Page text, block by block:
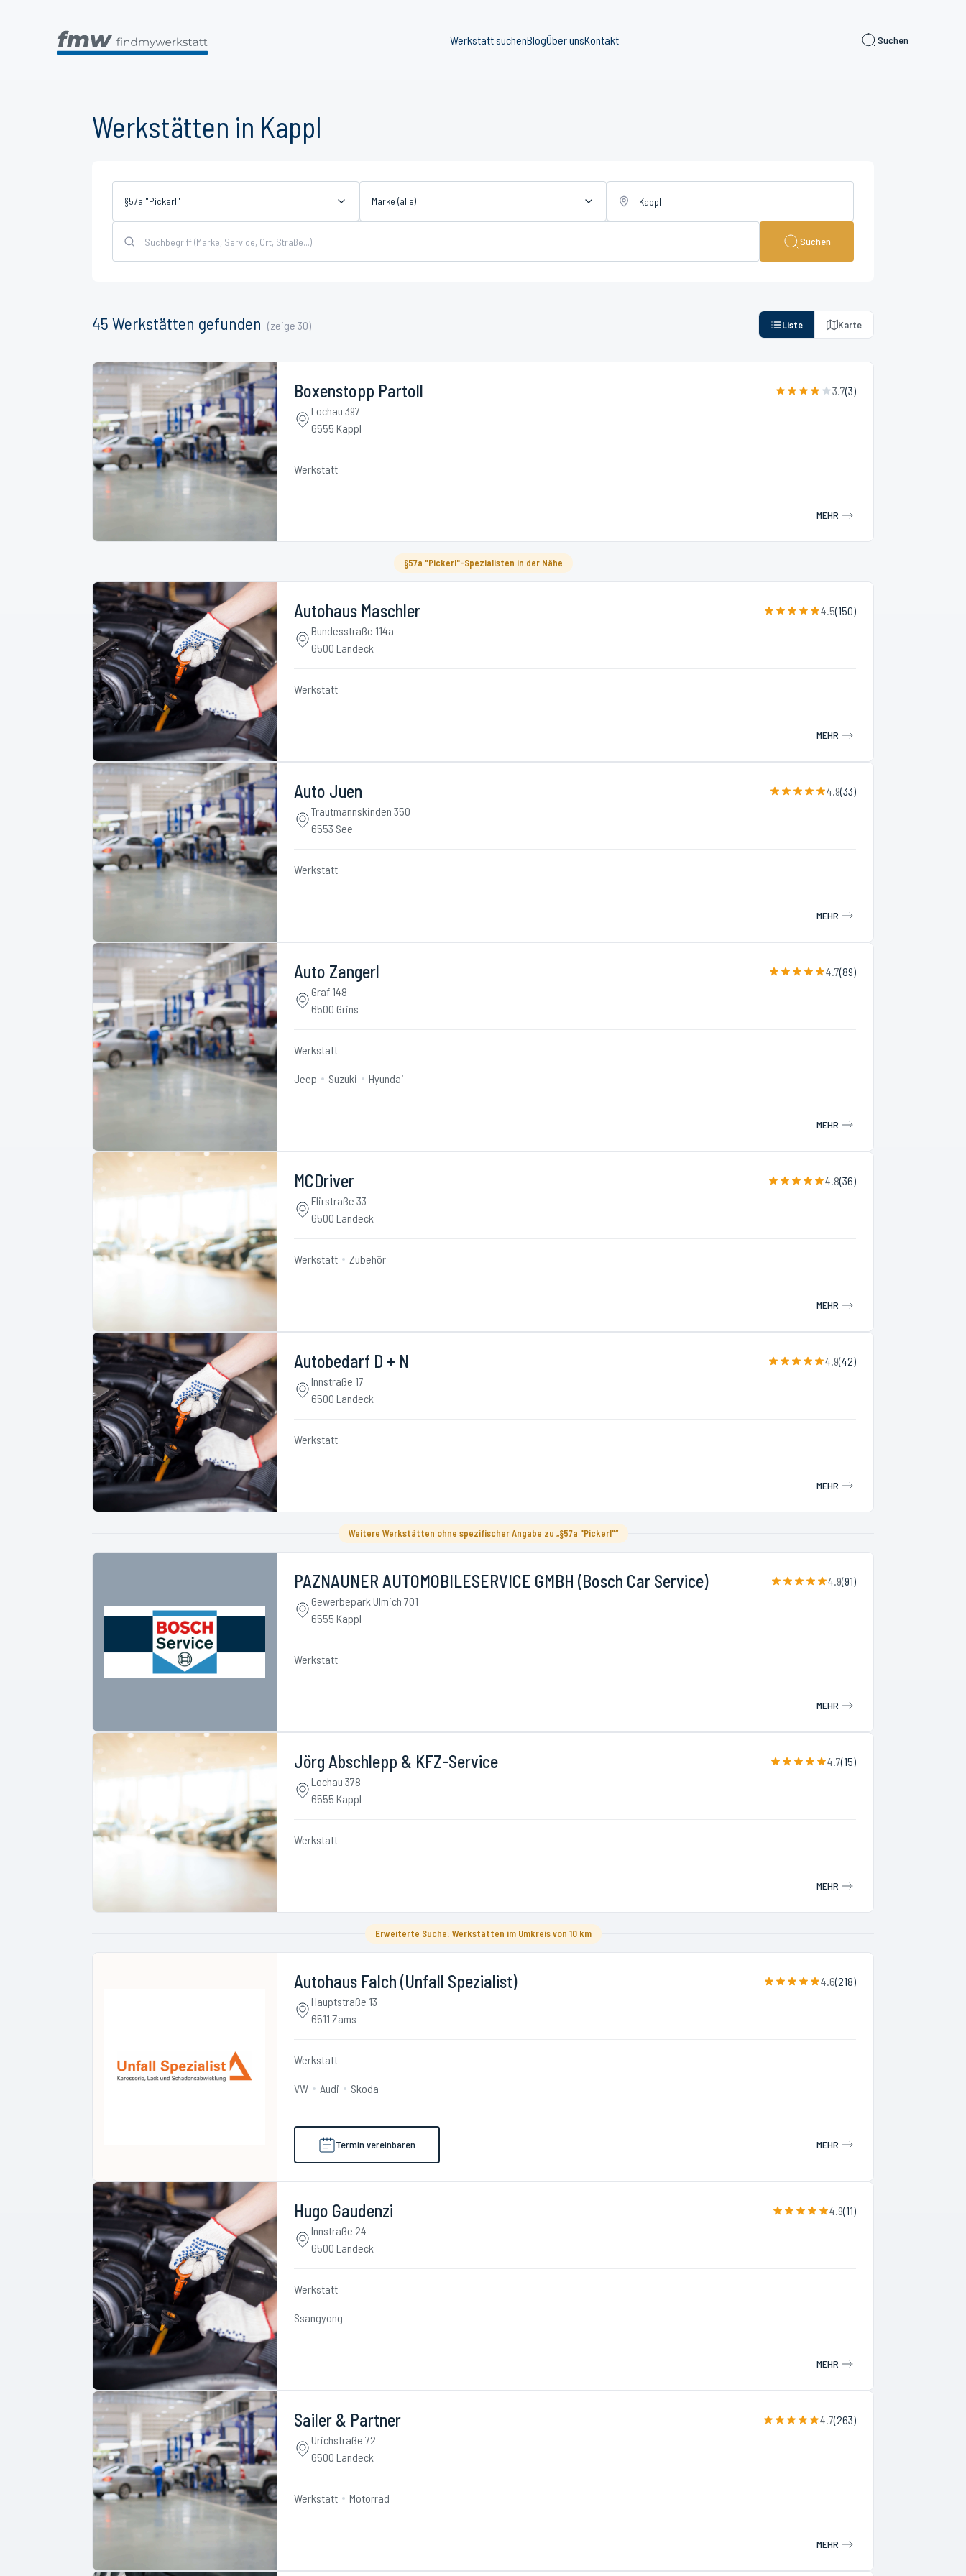
Werkstatt suchenBlogÜber unsKontakt Suchen
Werkstätten in Kappl
§57a "Pickerl" Marke (alle)
Suchen
45 Werkstätten gefunden (zeige 30) Liste Karte
Boxenstopp Partoll 3.7(3)
Lochau 397
6555 Kappl
Werkstatt
MEHR
§57a "Pickerl"-Spezialisten in der Nähe
Autohaus Maschler 4.5(150)
Bundesstraße 114a
6500 Landeck
Werkstatt
MEHR
Auto Juen 4.9(33)
Trautmannskinden 350
6553 See
Werkstatt
MEHR
Auto Zangerl 4.7(89)
Graf 148
6500 Grins
Werkstatt
Jeep Suzuki Hyundai
MEHR
MCDriver 4.8(36)
Flirstraße 33
6500 Landeck
Werkstatt Zubehör
MEHR
Autobedarf D + N 4.9(42)
Innstraße 17
6500 Landeck
Werkstatt
MEHR
Weitere Werkstätten ohne spezifischer Angabe zu „§57a "Pickerl"“
PAZNAUNER AUTOMOBILESERVICE GMBH (Bosch Car Service) 4.9(91)
Gewerbepark Ulmich 701
6555 Kappl
Werkstatt
MEHR
Jörg Abschlepp & KFZ-Service 4.7(15)
Lochau 378
6555 Kappl
Werkstatt
MEHR
Erweiterte Suche: Werkstätten im Umkreis von 10 km
Autohaus Falch (Unfall Spezialist) 4.6(218)
Hauptstraße 13
6511 Zams
Werkstatt
VW Audi Skoda
Termin vereinbaren MEHR
Hugo Gaudenzi 4.9(11)
Innstraße 24
6500 Landeck
Werkstatt
Ssangyong
MEHR
Sailer & Partner 4.7(263)
Urichstraße 72
6500 Landeck
Werkstatt Motorrad
MEHR